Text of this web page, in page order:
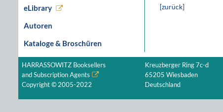
eLibrary
Autoren
Kataloge & Broschüren
[zurück]
HARRASSOWITZ Booksellers
and Subscription Agents
Copyright © 2005-2022
Kreuzberger Ring 7c-d
65205 Wiesbaden
Deutschland